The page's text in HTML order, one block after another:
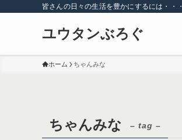
皆さんの日々の生活を豊かにするには・・・
ユウタンぶろぐ
ホーム ちゃんみな
ちゃんみな – tag –